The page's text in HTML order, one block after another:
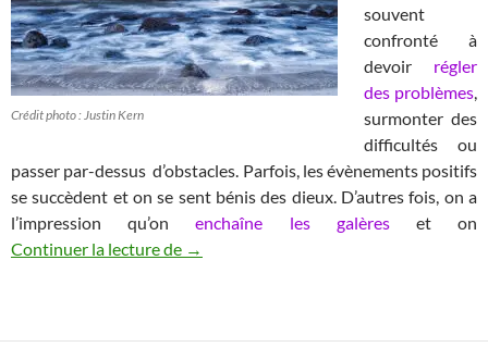
Crédit photo : Justin Kern
souvent
confronté à
devoir régler
des problèmes,
surmonter des
difficultés ou
passer par-dessus d’obstacles. Parfois, les évènements positifs
se succèdent et on se sent bénis des dieux. D’autres fois, on a
l’impression qu’onenchaîne les galèreset on
Continuer la lecture de Les 5 étapes pour surmonter un obstacle
→